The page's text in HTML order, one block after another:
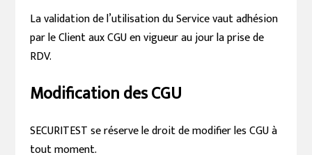
La validation de l’utilisation du Service vaut adhésion
par le Client aux CGU en vigueur au jour la prise de
RDV.
Modification des CGU
SECURITEST se réserve le droit de modifier les CGU à
tout moment.